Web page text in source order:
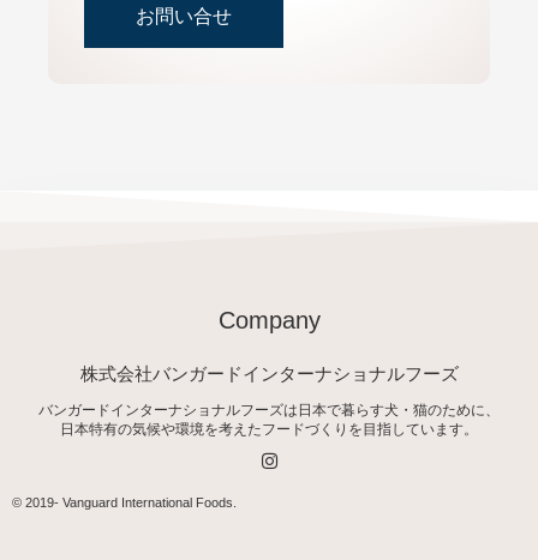
お問い合せ
Company
株式会社バンガードインターナショナルフーズ
バンガードインターナショナルフーズは日本で暮らす犬・猫のために、
日本特有の気候や環境を考えたフードづくりを目指しています。
I
n
© 2019- Vanguard International Foods